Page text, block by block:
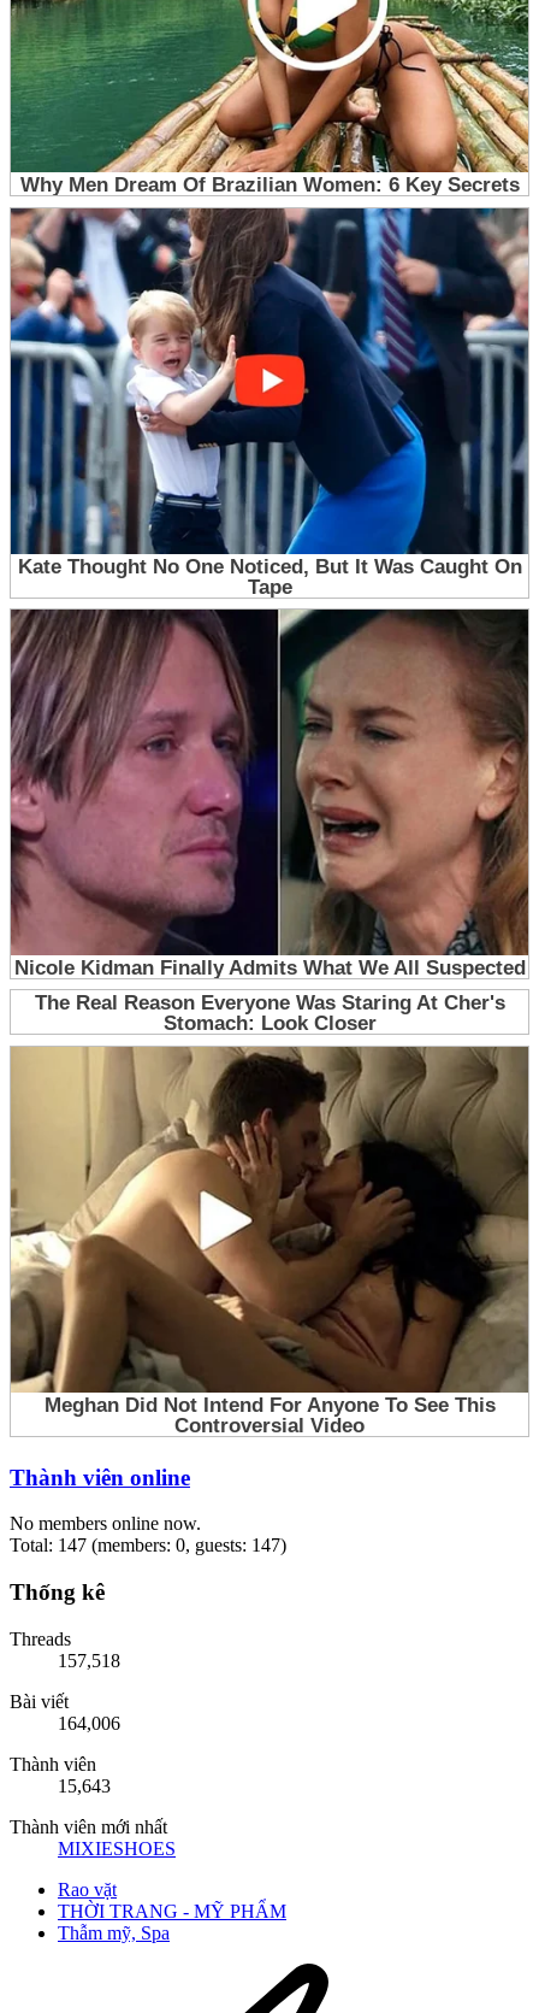
Thành viên online
No members online now.
Total: 147 (members: 0, guests: 147)
Thống kê
Threads
157,518
Bài viết
164,006
Thành viên
15,643
Thành viên mới nhất
MIXIESHOES
Rao vặt
THỜI TRANG - MỸ PHẨM
Thẫm mỹ, Spa